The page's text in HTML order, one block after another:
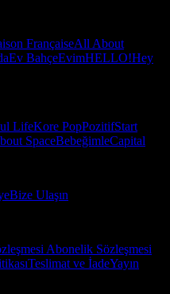
FrançaiseAll About
Ev BahçeEvimHELLO!Hey
LifeKore PopPozitifStart
SpaceBebeğimleCapital
Bize Ulaşın
Abonelik Sözleşmesi
Teslimat ve İadeYayın